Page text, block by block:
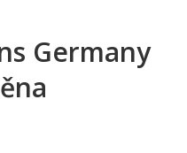
Germany